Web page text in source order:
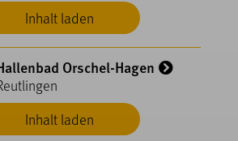
Inhalt laden
Inhalt laden
Orschel-Hagen